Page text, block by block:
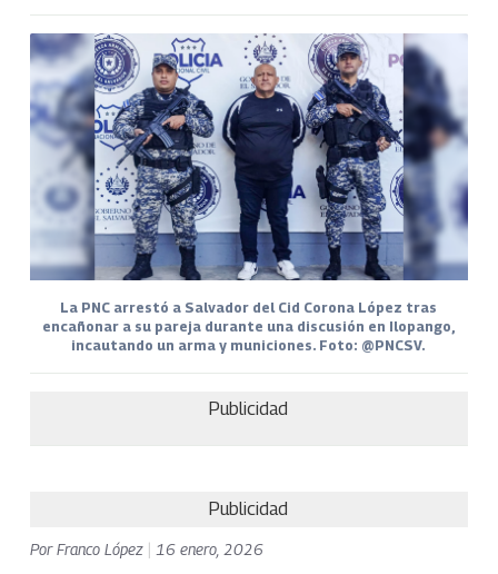
La PNC arrestó a Salvador del Cid Corona López tras
encañonar a su pareja durante una discusión en Ilopango,
incautando un arma y municiones. Foto: @PNCSV.
Publicidad
Publicidad
PorFranco López 16 enero, 2026